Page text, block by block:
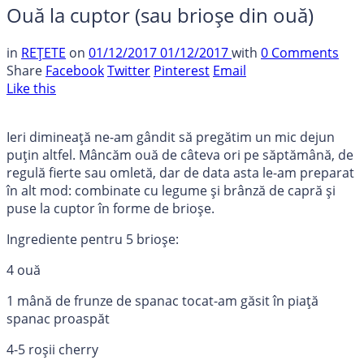
Ouă la cuptor (sau brioșe din ouă)
in REȚETE on 01/12/201701/12/2017with 0 Comments
Share FacebookTwitter Pinterest Email
Like this
Ieri dimineață ne-am gândit să pregătim un mic dejun
puțin altfel. Mâncăm ouă de câteva ori pe săptămână, de
regulă fierte sau omletă, dar de data asta le-am preparat
în alt mod: combinate cu legume și brânză de capră și
puse la cuptor în forme de brioșe.
Ingrediente pentru 5 brioșe:
4 ouă
1 mână de frunze de spanac tocat-am găsit în piață
spanac proaspăt
4-5 roșii cherry